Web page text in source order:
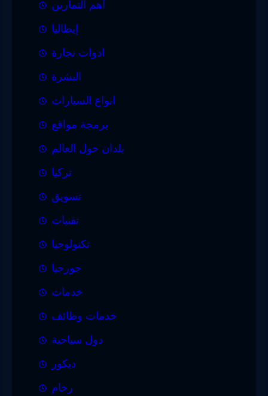
أهم التمارين
إيطاليا
ادوات نجارة
البشرة
انواع السيارات
برمجة مواقع
بلدان حول العالم
تركيا
تسويق
تقنيات
تكنولوجيا
جورجيا
خدمات
خدمات وظائف
دول سياحية
ديكور
رخام